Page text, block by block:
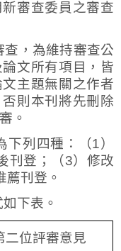
審查委員之審查
查，為維持審查公
文所有項目，皆
主題無關之作者
則本刊將先刪除
。
下列四種：（1）
刊登；（3）修改
薦刊登。
下表。
二位評審意見